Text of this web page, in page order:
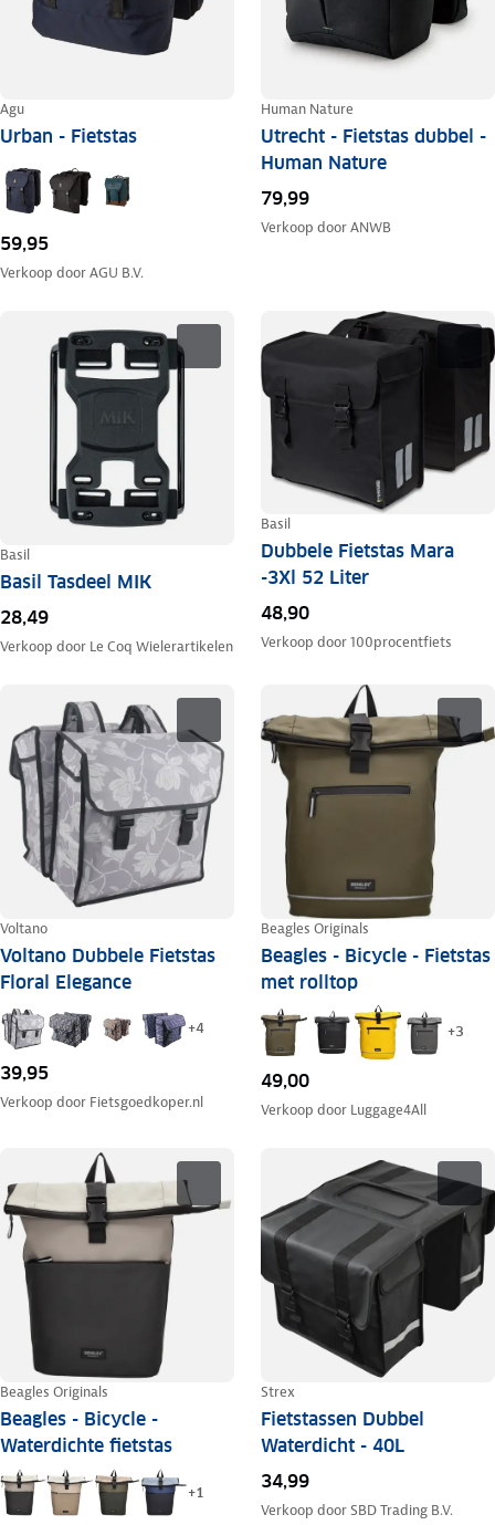
Agu
Urban - Fietstas
59,95
Verkoop doorAGU B.V.
Human Nature
Utrecht - Fietstas dubbel -
Human Nature
79,99
Verkoop doorANWB
Basil
Basil Tasdeel MIK
28,49
Verkoop door Le Coq Wielerartikelen
Basil
Dubbele Fietstas Mara
-3Xl 52 Liter
48,90
Verkoop door100procentfiets
Voltano
Voltano Dubbele Fietstas
Floral Elegance
+4
39,95
Verkoop door Fietsgoedkoper.nl
Beagles Originals
Beagles - Bicycle - Fietstas
met rolltop
+3
49,00
Verkoop door Luggage4All
Beagles Originals
Beagles - Bicycle -
Waterdichte fietstas
+1
Strex
Fietstassen Dubbel
Waterdicht - 40L
34,99
Verkoop doorSBD Trading B.V.